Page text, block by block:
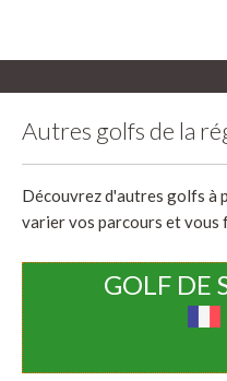
Autres golfs de la
Découvrez d'autres golfs à
varier vos parcours et vous
GOLF DE